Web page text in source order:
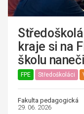
kraje si na
školu
FPE Středoškoláci
Fakulta pedagogická
29. 06. 2026